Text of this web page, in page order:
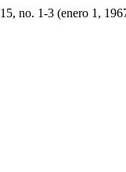
15, no. 1-3 (enero 1,